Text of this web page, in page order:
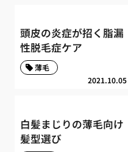
頭皮の炎症が招く脂漏
性脱毛症ケア
2021.10.05
薄毛
白髪まじりの薄毛向け
髪型選び